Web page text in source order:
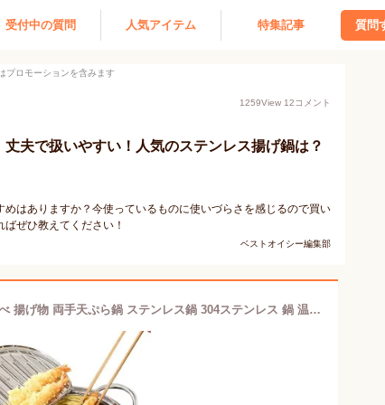
受付中の質問 人気アイテム 特集記事 質問
プロモーションを含みます
1259View 12コメント
丈夫で扱いやすい！人気のステンレス揚げ鍋は？
はありますか？今使っているものに使いづらさを感じるので買い
ぜひ教えてください！
ベストオイシー編集部
揚げ物鍋 ステンレス 天ぷら鍋 てんぷらなべ 揚げ物 両手天ぷら鍋 ステンレス鍋 304ステンレス 鍋 温度計付き 温度制御 油切りラック 省油 健康生活 IH対応 ガス対応 蓋付き 鍋つかみ 分解可能 丸洗い 油はねガード 油ハネ防止フード 油ハネ 20cm 24cm 28cm